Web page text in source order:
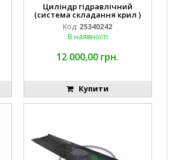
Циліндр гідравлічний
(система складання крил )
Код: 25340242
В наявності
12 000,00 грн.
Купити